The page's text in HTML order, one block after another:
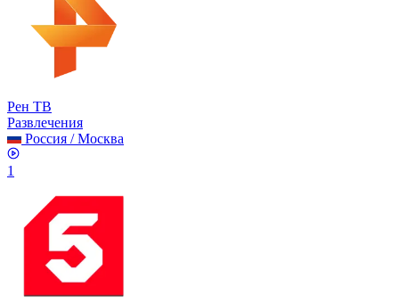
Рен ТВ
Развлечения
Россия /Москва
1